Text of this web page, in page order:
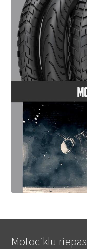
Motociklu riepas